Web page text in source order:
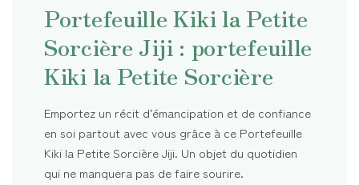
Portefeuille Kiki la Petite
Sorcière Jiji : portefeuille
Kiki la Petite Sorcière
Emportez un récit d’émancipation et de confiance
en soi partout avec vous grâce à ce Portefeuille
Kiki la Petite Sorcière Jiji. Un objet du quotidien
qui ne manquera pas de faire sourire.